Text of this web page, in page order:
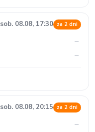
sob. 08.08, 17:30 za 2 dni
–
–
sob. 08.08, 20:15 za 2 dni
–